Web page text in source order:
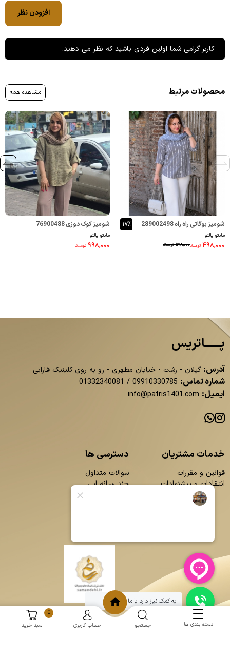
افزودن نظر
کاربر گرامی شما اولین فردی باشید که نظر می دهید.
محصولات مرتبط مشاهده همه
شومیز بوگاتی راه راه 289002498
مانتو پالتو
۵۹۸,۰۰۰ تومــانـ ۴۹۸,۰۰۰ تومــانـ
۱۷٪ شومیز کوک دوزی 76900488
مانتو پالتو
۹۹۸,۰۰۰ تومــانـ
پــــــاتریس
آدرس: گیلان - رشت - خیابان مطهری - رو به روی کلینیک فارابی
شماره تماس: 09910330785
/
01332340081
ایمیل: info@patris1401.com
خدمات مشتریان
قوانین و مقررات
انتقادات و پیشنهادات
دسترسی ها
سوالات متداول
چند رسانه ایی
دسته بندی ها جستجو حساب کاربری
0
سبد خرید
به کمک نیاز دارد با ما چت کنید